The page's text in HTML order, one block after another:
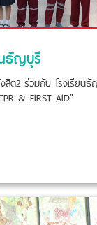
ธัญบุรี
สิต2 ร่วมกับ โรงเรีย
& FIRST AID"